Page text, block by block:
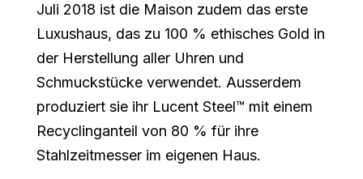
Juli 2018 ist die Maison zudem das erste
Luxushaus, das zu 100 % ethisches Gold in
der Herstellung aller Uhren und
Schmuckstücke verwendet. Ausserdem
produziert sie ihr Lucent Steel™ mit einem
Recyclinganteil von 80 % für ihre
Stahlzeitmesser im eigenen Haus.